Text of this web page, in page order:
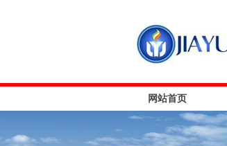
网站首页